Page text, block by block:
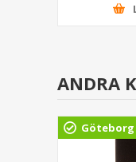
ANDRA
Göteborg